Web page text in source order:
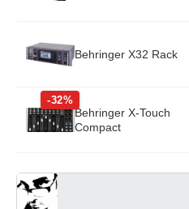
Behringer X32 Rack
-32%
Behringer X-Touch
Compact